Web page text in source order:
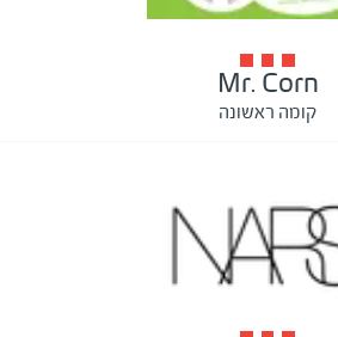
Mr. Corn
קומה ראשונה